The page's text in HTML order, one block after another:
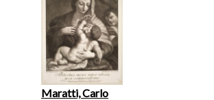
Maratti, Carlo